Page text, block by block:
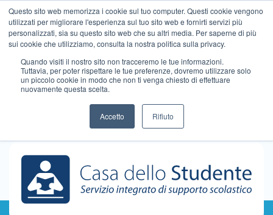
Questo sito web memorizza i cookie sul tuo computer. Questi cookie vengono
utilizzati per migliorare l'esperienza sul tuo sito web e fornirti servizi più
personalizzati, sia su questo sito web che su altri media. Per saperne di più
sui cookie che utilizziamo, consulta la nostra politica sulla privacy.
Quando visiti il ​​nostro sito non tracceremo le tue informazioni.
Tuttavia, per poter rispettare le tue preferenze, dovremo utilizzare solo
un piccolo cookie in modo che non ti venga chiesto di effettuare
nuovamente questa scelta.
Accetto Rifiuto